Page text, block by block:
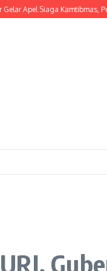
Siaga Kamtibmas, Perkuat